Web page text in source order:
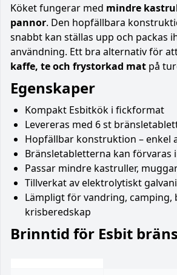
Köket fungerar med mindre
pannor. Den hopfällbara
snabbt kan ställas upp och packas
användning. Ett bra alternativ för
kaffe, te och frystorkad mat på
Egenskaper
Kompakt Esbitkök i fickformat
Levereras med 6 st
Hopfällbar konstruktion – enkel
Bränsletabletterna kan förvaras
Passar mindre kastruller,
Tillverkat av elektrolytiskt
Lämpligt för vandring, camping,
krisberedskap
Brinntid för Esbit